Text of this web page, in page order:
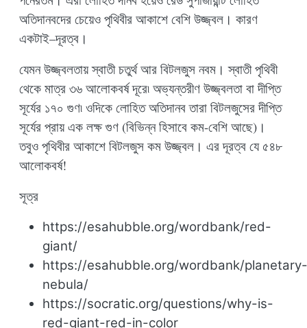
অতিদানবদের চেয়েও পৃথিবীর আকাশে বেশি উজ্জ্বল। কারণ
একটাই–দূরত্ব।
যেমন উজ্জ্বলতায় স্বাতী চতুর্থ আর বিটলজুস নবম। স্বাতী পৃথিবী
থেকে মাত্র ৩৬ আলোকবর্ষ দূরে৷ অভ্যন্তরীণ উজ্জ্বলতা বা দীপ্তি
সূর্যের ১৭০ গুণ৷ ওদিকে লোহিত অতিদানব তারা বিটলজুসের দীপ্তি
সূর্যের প্রায় এক লক্ষ গুণ (বিভিন্ন হিসাবে কম-বেশি আছে)।
তবুও পৃথিবীর আকাশে বিটলজুস কম উজ্জ্বল। এর দূরত্ব যে ৫৪৮
আলোকবর্ষ!
সূত্র
https://esahubble.org/wordbank/red-
giant/
https://esahubble.org/wordbank/
nebula/
https://socratic.org/questions/why-is-
red-giant-red-in-color